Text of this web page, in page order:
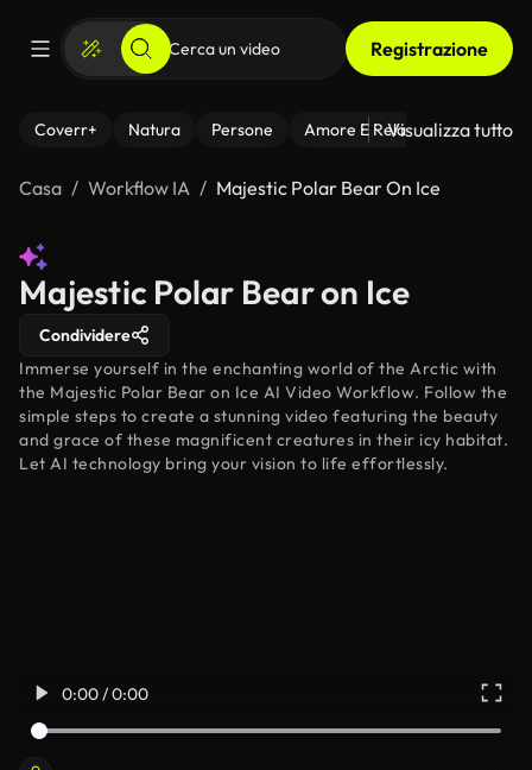
Registrazione
Coverr+ Natura Persone Amore E Relazioni Il
Visualizza tutto
Casa Workflow IA Majestic Polar Bear On Ice
Majestic Polar Bear on Ice
Condividere
Immerse yourself in the enchanting world of the Arctic with
the Majestic Polar Bear on Ice AI Video Workflow. Follow the
simple steps to create a stunning video featuring the beauty
and grace of these magnificent creatures in their icy habitat.
Let AI technology bring your vision to life effortlessly.
0:00 / 0:00